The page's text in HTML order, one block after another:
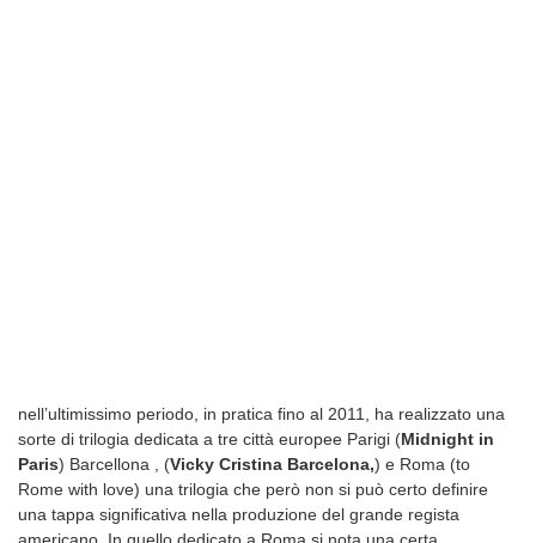
nell’ultimissimo periodo, in pratica fino al 2011, ha realizzato una
sorte di trilogia dedicata a tre città europee Parigi (Midnight in
Paris) Barcellona , (Vicky Cristina Barcelona,) e Roma (to
Rome with love) una trilogia che però non si può certo definire
una tappa significativa nella produzione del grande regista